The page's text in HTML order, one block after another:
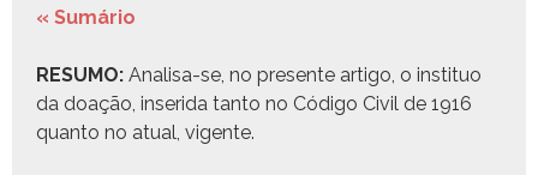
« Sumário
RESUMO: Anal­isa-se, no pre­sente arti­go, o insti­tuo
da doação, inseri­da tan­to no Códi­go Civ­il de 1916
quan­to no atu­al, vigente.